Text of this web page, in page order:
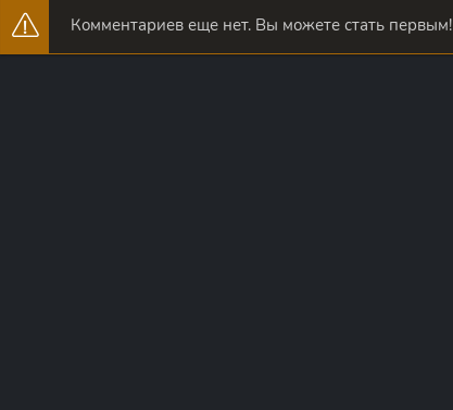
Комментариев еще нет. Вы можете стать первым!